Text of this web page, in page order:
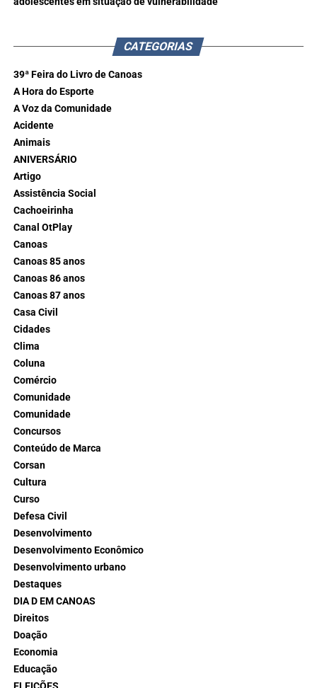
CATEGORIAS
39ª Feira do Livro de Canoas
A Hora do Esporte
A Voz da Comunidade
Acidente
Animais
ANIVERSÁRIO
Artigo
Assistência Social
Cachoeirinha
Canal OtPlay
Canoas
Canoas 85 anos
Canoas 86 anos
Canoas 87 anos
Casa Civil
Cidades
Clima
Coluna
Comércio
Comunidade
Comunidade
Concursos
Conteúdo de Marca
Corsan
Cultura
Curso
Defesa Civil
Desenvolvimento
Desenvolvimento Econômico
Desenvolvimento urbano
Destaques
DIA D EM CANOAS
Direitos
Doação
Economia
Educação